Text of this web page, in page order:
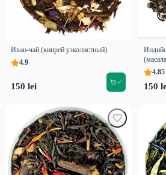
Иван-чай (кипрей узколистный)
4.9
150 lei
4.85
150